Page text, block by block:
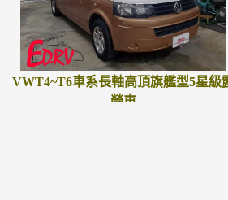
VWT4~T6車系長軸高頂旗艦型5星級露
營車